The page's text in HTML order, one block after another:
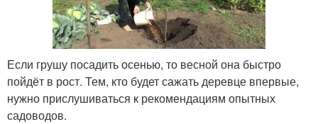
Если грушу посадить осенью, то весной она быстро
пойдёт в рост. Тем, кто будет сажать деревце впервые,
нужно прислушиваться к рекомендациям опытных
садоводов.